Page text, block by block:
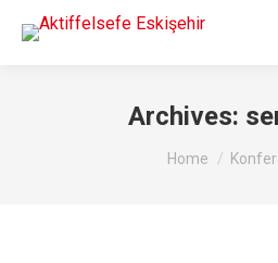
Archives:
You are here:
Home